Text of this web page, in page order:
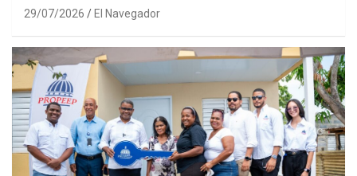
29/07/2026 El Navegador